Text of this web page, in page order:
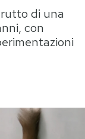
di una
con